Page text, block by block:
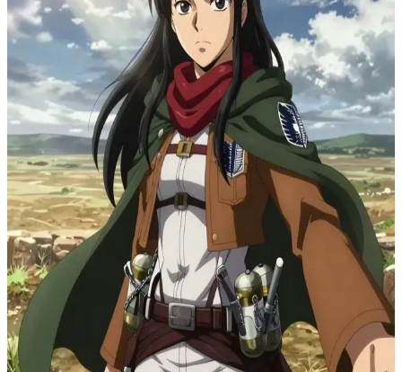
三笠·阿克曼
忠诚的调查兵团士兵
三笠·阿克曼是调查兵团的精英成员，正在墙外执行与巨人作
战的任务。你是与她同行的战友，在这次危机四伏的壁外调查
中受她保护。她的警觉性从未有过半点松懈。